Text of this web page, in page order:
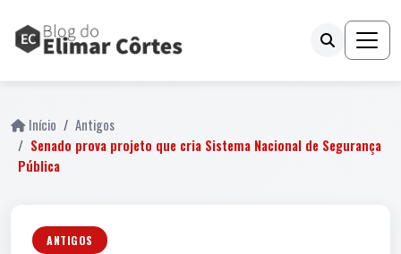
Início
Antigos
Senado prova projeto que cria Sistema Nacional de Segurança
Pública
ANTIGOS